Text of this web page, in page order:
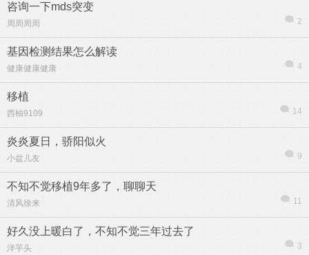
咨询一下mds突变
周周周周 2
基因检测结果怎么解读
健康健康健康 4
移植
西柚9109 14
炎炎夏日，骄阳似火
小盆儿友 9
不知不觉移植9年多了，聊聊天
清风徐来 11
好久没上暖白了，不知不觉三年过去了
洋芋头 3